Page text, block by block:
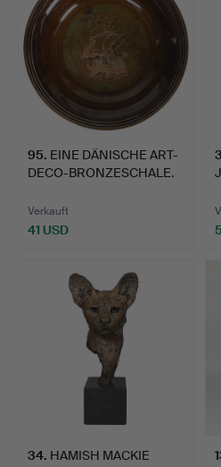
95. EINE DÄNISCHE ART-
DECO-BRONZESCHALE.
Verkauft
41 USD
34. HAMISH MACKIE